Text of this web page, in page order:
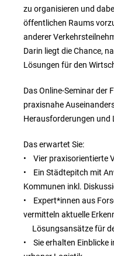
zu organisieren und
öffentlichen Raums
anderer
Darin liegt die Chance,
Lösungen für den
Das Online-Seminar der
praxisnahe
Herausforderungen und
Das erwartet Sie:
• Vier praxisorientierte
• Ein Städtepitch mit
Kommunen inkl.
• Expert*innen aus
vermitteln aktuelle
Lösungsansätze für
• Sie erhalten Einblicke